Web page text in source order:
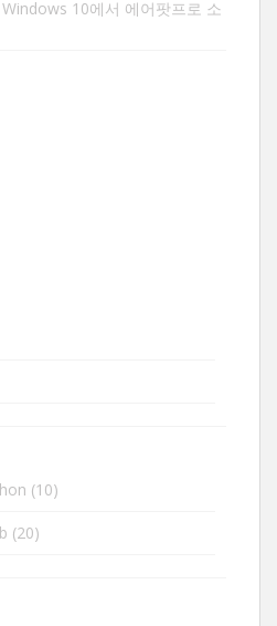
10에서 에어팟프로 소
(10)
(20)